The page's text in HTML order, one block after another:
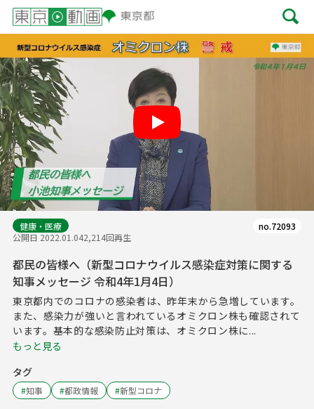
Play
健康・医療
公開日 2022.01.042,214回再生
no.72093
都民の皆様へ（新型コロナウイルス感染症対策に関する
知事メッセージ 令和4年1月4日）
東京都内でのコロナの感染者は、昨年末から急増しています。
また、感染力が強いと言われているオミクロン株も確認されて
います。基本的な感染防止対策は、オミクロン株に...
もっと見る
タグ
#知事 #都政情報 #新型コロナ